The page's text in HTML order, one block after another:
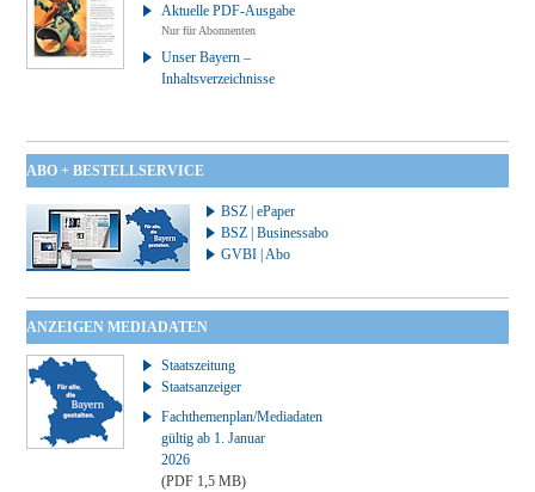
Aktuelle PDF-Ausgabe
Nur für Abonnenten
Unser Bayern –
Inhaltsverzeichnisse
ABO + BESTELLSERVICE
BSZ | ePaper
BSZ | Businessabo
GVBI | Abo
ANZEIGEN MEDIADATEN
Staatszeitung
Staatsanzeiger
Fachthemenplan/Mediadaten
gültig ab 1. Januar
2026
(PDF 1,5 MB)